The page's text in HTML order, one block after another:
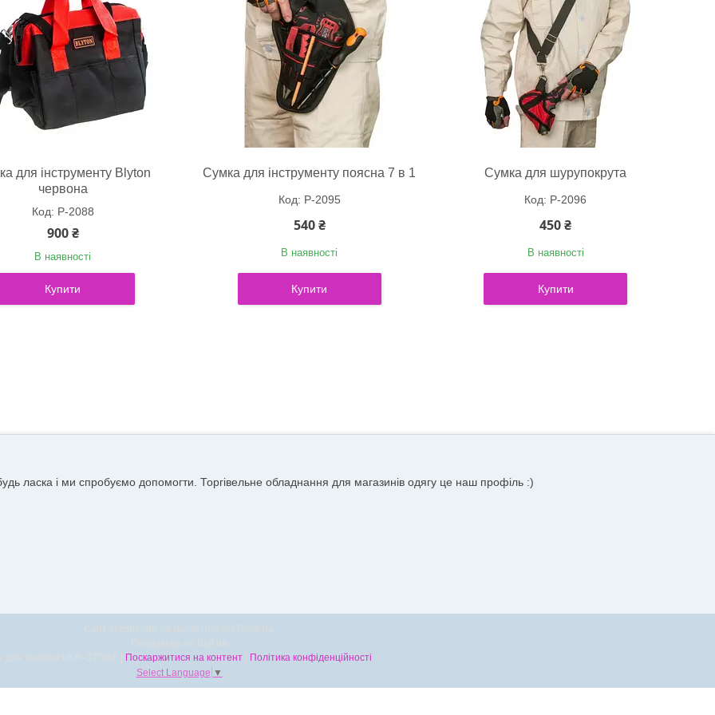
для інструменту Blyton
червона
P-2088
900 ₴
В наявності
Купити
Сумка для інструменту поясна 7 в 1
P-2095
540 ₴
В наявності
Купити
Сумка для шурупокрута
P-2096
450 ₴
В наявності
Купити
ласка і ми спробуємо допомогти. Торгівельне обладнання для магазинів одягу це наш профіль :)
Поскаржитися на контент
Політика конфіденційності
Select Language ▼